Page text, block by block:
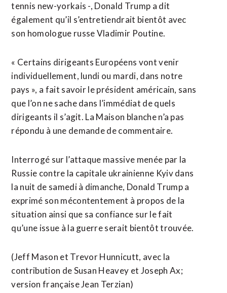
tennis new-yorkais -, Donald Trump a dit
également qu’il s’entretiendrait bientôt avec
son homologue russe Vladimir Poutine.
« Certains dirigeants Européens vont venir
individuellement, lundi ou mardi, dans notre
pays », a fait savoir le président américain, sans
que l’on ne sache dans l’immédiat de quels
dirigeants il s’agit. La Maison blanche n’a pas
répondu à une demande de commentaire.
Interrogé sur l’attaque massive menée par la
Russie contre la capitale ukrainienne Kyiv dans
la nuit de samedi à dimanche, Donald Trump a
exprimé son mécontentement à propos de la
situation ainsi que sa confiance sur le fait
qu’une issue à la guerre serait bientôt trouvée.
(Jeff Mason et Trevor Hunnicutt, avec la
contribution de Susan Heavey et Joseph Ax;
version française Jean Terzian)